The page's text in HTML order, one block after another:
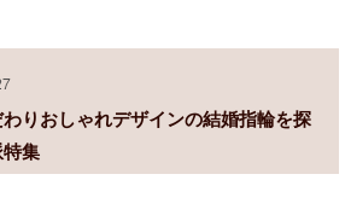
りおしゃれデザインの結婚指輪を探
集